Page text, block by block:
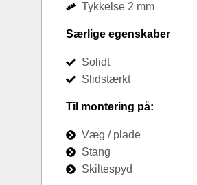
Tykkelse 2 mm
Særlige egenskaber
Solidt
Slidstærkt
Til montering på:
Væg / plade
Stang
Skiltespyd